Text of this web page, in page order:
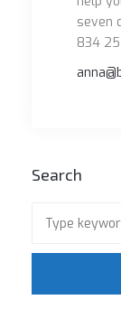
seven
834
Search